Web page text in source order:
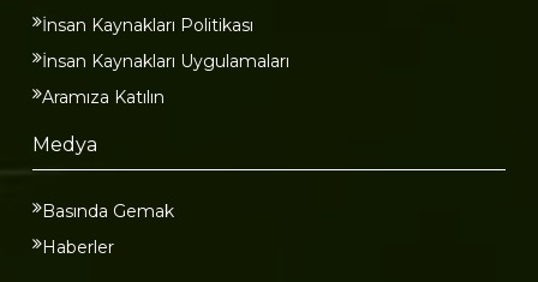
İnsan Kaynakları Politikası
İnsan Kaynakları Uygulamaları
Aramıza Katılın
Medya
Basında Gemak
Haberler